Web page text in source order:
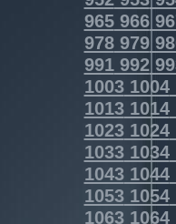
965966
978979
991992
10031004
10131014
10231024
10331034
10431044
10531054
10631064